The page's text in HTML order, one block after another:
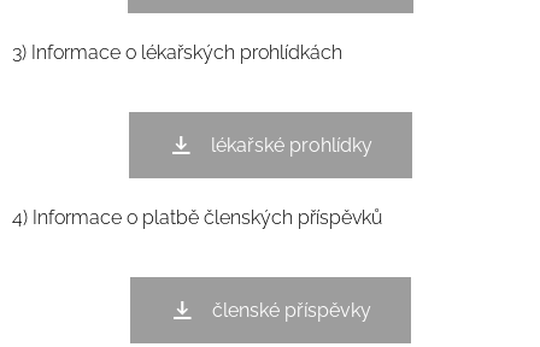
3) Informace o lékařských prohlídkách
lékařské prohlídky
4) Informace o platbě členských příspěvků
členské příspěvky